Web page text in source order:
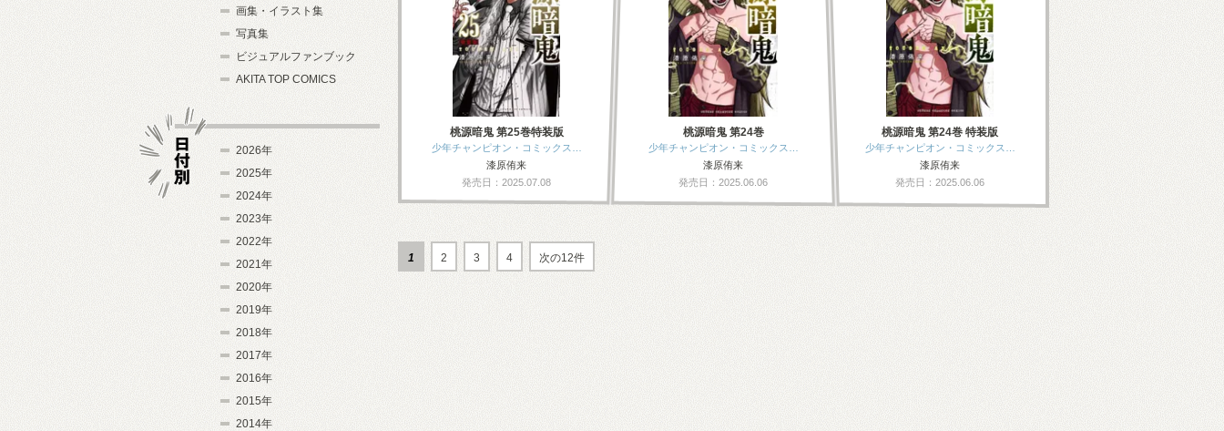
桃源暗鬼 第25巻特装版
少年チャンピオン・コミックス…
漆原侑来
発売日：2025.07.08
桃源暗鬼 第24巻
少年チャンピオン・コミックス…
漆原侑来
発売日：2025.06.06
桃源暗鬼 第24巻 特装版
少年チャンピオン・コミックス…
漆原侑来
発売日：2025.06.06
1 2 3 4 次の12件
画集・イラスト集
写真集
ビジュアルファンブック
AKITA TOP COMICS
2026年
2025年
2024年
2023年
2022年
2021年
2020年
2019年
2018年
2017年
2016年
2015年
2014年